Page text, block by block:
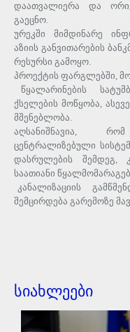
დაათვალიერა და
გაეცნო.
ურეკში მიმდინარე
აზიის განვითარების
რესურსი გამოყო.
პროექტის ფარგლებში,
წყალარინების
ქსელების მოწყობა,
მშენებლობა.
აღსანიშნავია,
ცენტრალიზებული
დასრულების შემდეგ,
საათიანი
კანალიზაციის
შემცირდება გარემოზე
სიახლეები